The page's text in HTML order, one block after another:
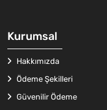
Kurumsal
Hakkımızda
Ödeme Şekilleri
Güvenilir Ödeme